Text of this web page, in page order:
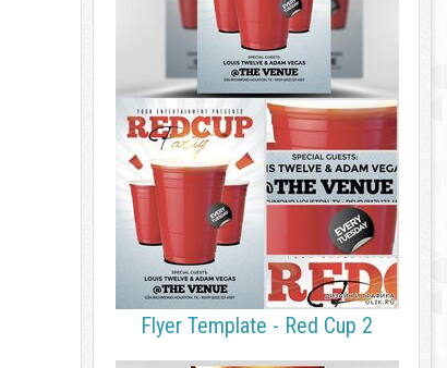
Flyer Template - Red Cup 2